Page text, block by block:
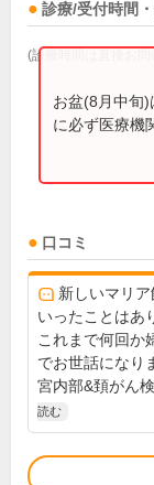
診療/受付時間
(診療時間は直接お問
お盆(8月中旬
に必ず医療機
口コミ
新しいマリ
いったことはあ
これまで何回か
でお世話になり
宮内部&頚がん検
読む